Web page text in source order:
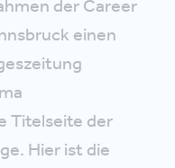
der Career
einen
Titelseite der
Hier ist die